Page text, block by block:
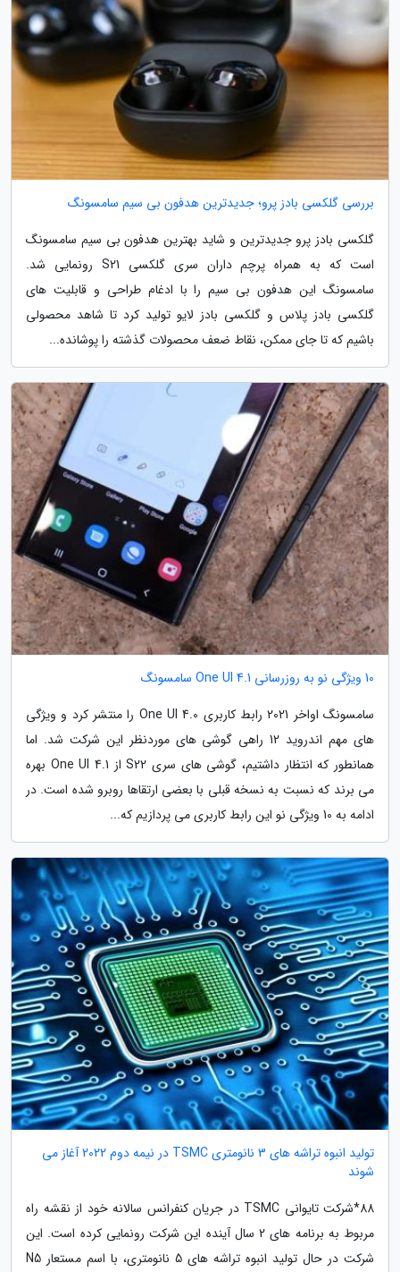
بررسی گلکسی بادز پرو؛ جدیدترین هدفون بی سیم سامسونگ
گلکسی بادز پرو جدیدترین و شاید بهترین هدفون بی سیم سامسونگ
است که به همراه پرچم داران سری گلکسی S21 رونمایی شد.
سامسونگ این هدفون بی سیم را با ادغام طراحی و قابلیت های
گلکسی بادز پلاس و گلکسی بادز لایو تولید کرد تا شاهد محصولی
باشیم که تا جای ممکن، نقاط ضعف محصولات گذشته را پوشانده...
10 ویژگی نو به روزرسانی One UI 4.1 سامسونگ
سامسونگ اواخر 2021 رابط کاربری One UI 4.0 را منتشر کرد و ویژگی
های مهم اندروید 12 راهی گوشی های موردنظر این شرکت شد. اما
همانطور که انتظار داشتیم، گوشی های سری S22 از One UI 4.1 بهره
می برند که نسبت به نسخه قبلی با بعضی ارتقاها روبرو شده است. در
ادامه به 10 ویژگی نو این رابط کاربری می پردازیم که...
تولید انبوه تراشه های 3 نانومتری TSMC در نیمه دوم 2022 آغاز می
شوند
88*شرکت تایوانی TSMC در جریان کنفرانس سالانه خود از نقشه راه
مربوط به برنامه های 2 سال آینده این شرکت رونمایی کرده است. این
شرکت در حال تولید انبوه تراشه های 5 نانومتری، با اسم مستعار N5